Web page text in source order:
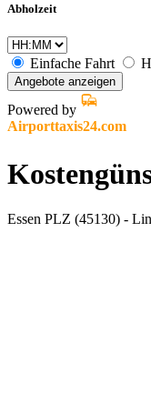
Abholzeit
Einfache Fahrt
Angebote anzeigen
Powered by
Airporttaxis24.com
Essen PLZ (45130) -